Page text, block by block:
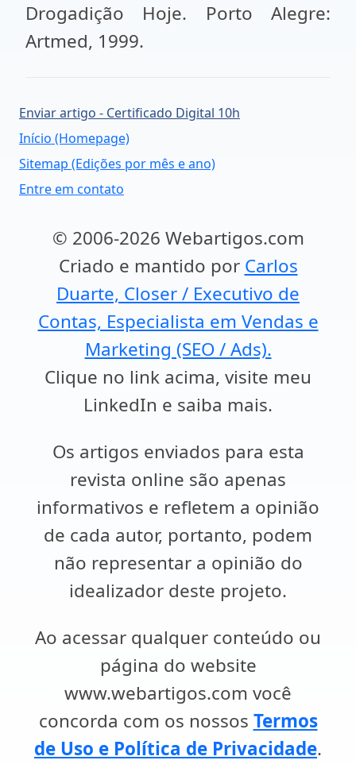
Drogadição Hoje. Porto Alegre:
Artmed, 1999.
Enviar artigo - Certificado Digital 10h
Início (Homepage)
Sitemap (Edições por mês e ano)
Entre em contato
© 2006-2026 Webartigos.com
Criado e mantido por Carlos
Duarte, Closer / Executivo de
Contas, Especialista em Vendas e
Marketing (SEO / Ads).
Clique no link acima, visite meu
LinkedIn e saiba mais.
Os artigos enviados para esta
revista online são apenas
informativos e refletem a opinião
de cada autor, portanto, podem
não representar a opinião do
idealizador deste projeto.
Ao acessar qualquer conteúdo ou
página do website
www.webartigos.com você
concorda com os nossos Termos
de Uso e Política de Privacidade.